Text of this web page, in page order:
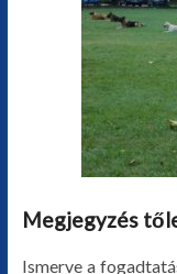
Megjegyzés
Ismerve a